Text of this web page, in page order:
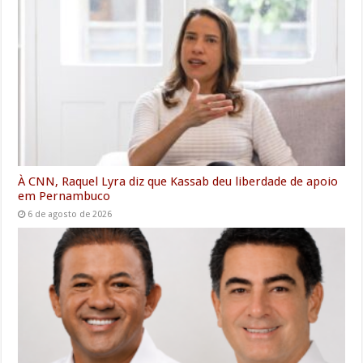
À CNN, Raquel Lyra diz que Kassab deu liberdade de apoio
em Pernambuco
6 de agosto de 2026